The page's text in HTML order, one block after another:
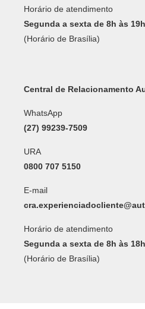
Horário de atendimento
Segunda a sexta de 8h às 19h
(Horário de Brasília)
Central de Relacionamento
WhatsApp
(27) 99239-7509
URA
0800 707 5150
E-mail
Horário de atendimento
Segunda a sexta de 8h às 18h
(Horário de Brasília)